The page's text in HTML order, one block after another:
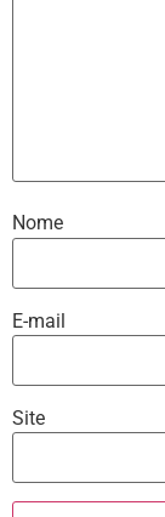
Nome
E-mail
Site